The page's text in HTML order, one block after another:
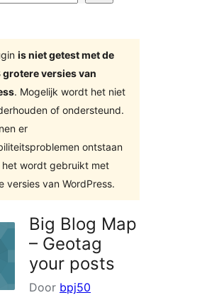
is niet getest met de
grotere versies van
. Mogelijk wordt het niet
of ondersteund.
er
ontstaan
het wordt gebruikt met
versies van WordPress.
Big Blog Map
– Geotag
your posts
Door bpj50